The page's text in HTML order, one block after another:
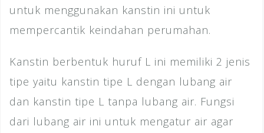
untuk menggunakan kanstin ini untuk
mempercantik keindahan perumahan.
Kanstin berbentuk huruf L ini memiliki 2 jenis
tipe yaitu kanstin tipe L dengan lubang air
dan kanstin tipe L tanpa lubang air. Fungsi
dari lubang air ini untuk mengatur air agar